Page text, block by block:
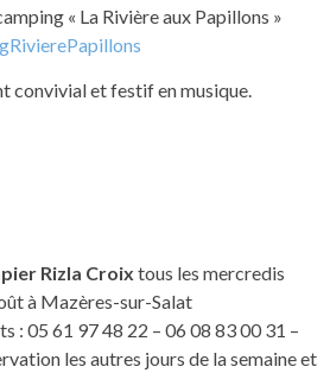
« La Rivière aux Papillons »
convivial et festif en musique.
Rizla Croix tous les mercredis
à Mazères-sur-Salat
: 05 61 97 48 22 – 06 08 83 00 31 –
les autres jours de la semaine et